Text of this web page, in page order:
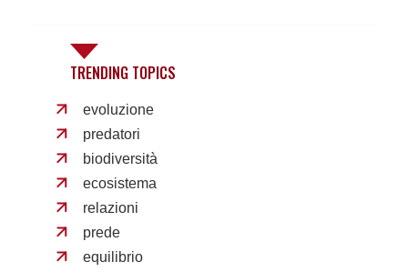
TRENDING TOPICS
evoluzione
predatori
biodiversità
ecosistema
relazioni
prede
equilibrio